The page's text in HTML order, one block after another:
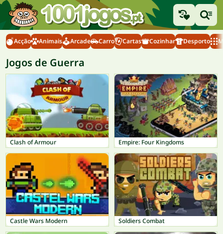
Acção Animais Arcade Carro Cartas Cozinhar Desporto
Jogos de Guerra
Clash of Armour Empire: Four Kingdoms
Castle Wars Modern Soldiers Combat